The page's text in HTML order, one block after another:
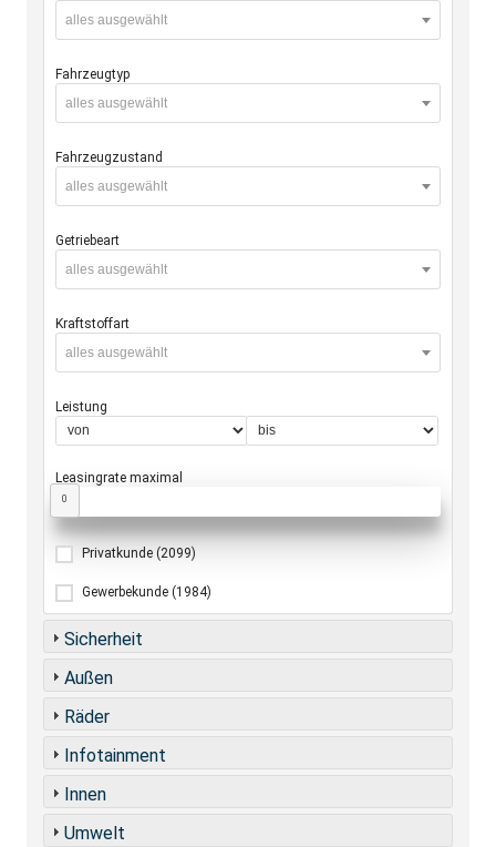
alles ausgewählt
Fahrzeugtyp
alles ausgewählt
Fahrzeugzustand
alles ausgewählt
Getriebeart
alles ausgewählt
Kraftstoffart
alles ausgewählt
Leistung
Leasingrate maximal
0
Privatkunde (2099)
Gewerbekunde (1984)
Sicherheit
Außen
Räder
Infotainment
Innen
Umwelt